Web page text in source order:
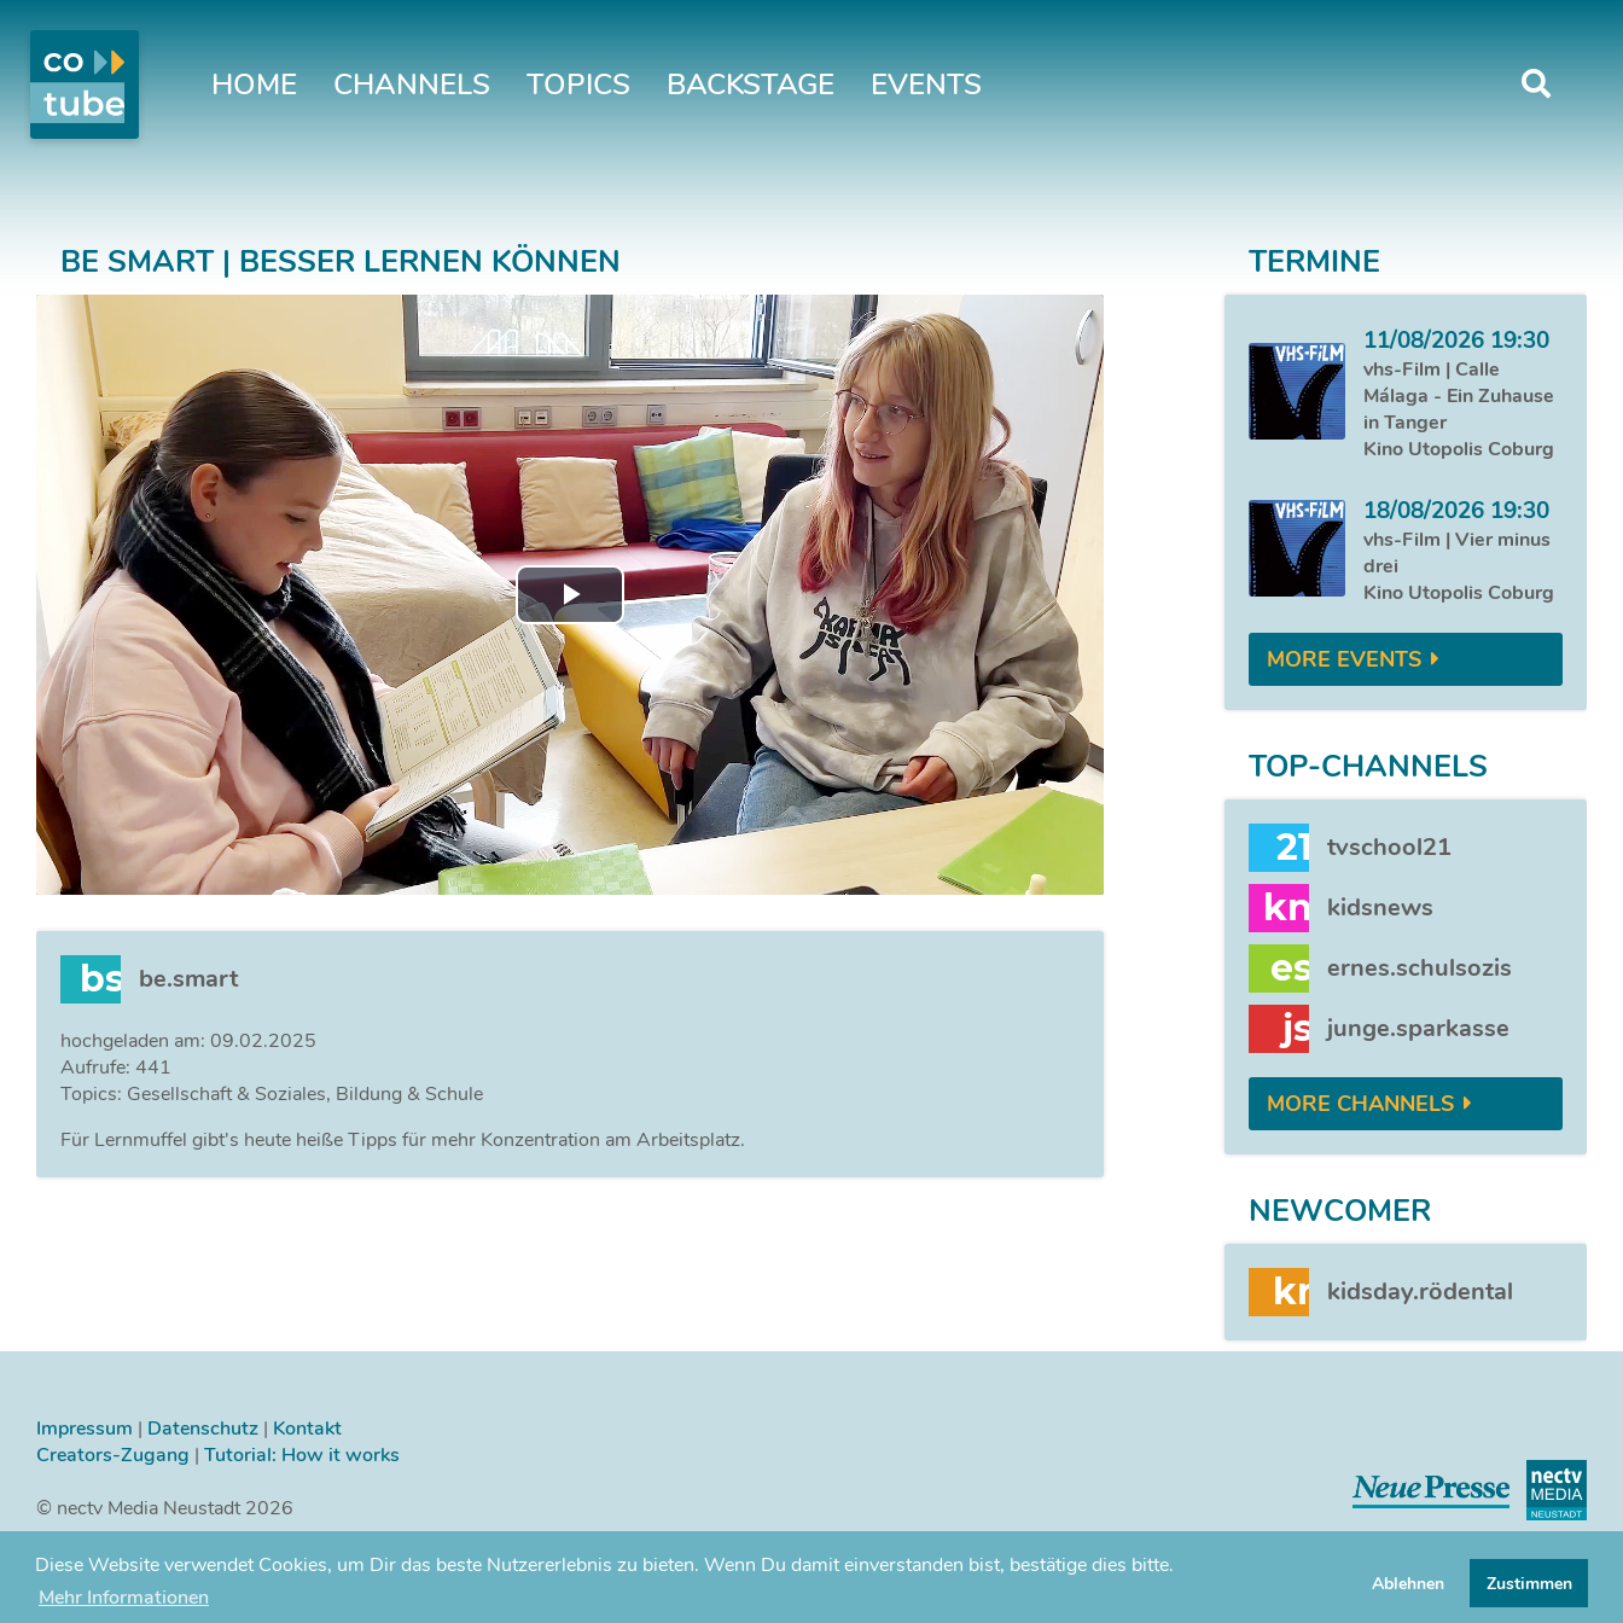
Diese Website verwendet Cookies, um Dir das beste Nutzererlebnis zu bieten. Wenn Du damit einverstanden bist, bestätige dies bitte.
Mehr Informationen
Ablehnen Zustimmen
HOME CHANNELS TOPICS BACKSTAGE EVENTS
BE SMART | BESSER LERNEN KÖNNEN
Play
Video
bs be.smart
hochgeladen am: 09.02.2025
Aufrufe: 441
Topics: Gesellschaft & Soziales, Bildung & Schule
Für Lernmuffel gibt's heute heiße Tipps für mehr Konzentration am Arbeitsplatz.
TERMINE
11/08/2026 19:30
vhs-Film | Calle
Málaga - Ein Zuhause
in Tanger
Kino Utopolis Coburg
18/08/2026 19:30
vhs-Film | Vier minus
drei
Kino Utopolis Coburg
MORE EVENTS
TOP-CHANNELS
21 tvschool21
kn kidsnews
es ernes.schulsozis
js junge.sparkasse
MORE CHANNELS
NEWCOMER
kr kidsday.rödental
Impressum | Datenschutz | Kontakt
Creators-Zugang | Tutorial: How it works
© nectv Media Neustadt 2026
cotube was
with by achtbit.media